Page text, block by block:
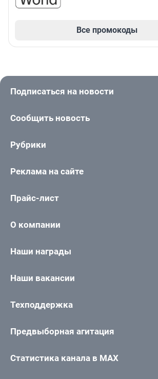
Все промокоды
Подписаться на новости
Сообщить новость
Рубрики
Реклама на сайте
Прайс-лист
О компании
Наши награды
Наши вакансии
Техподдержка
Предвыборная агитация
Статистика канала в MAX